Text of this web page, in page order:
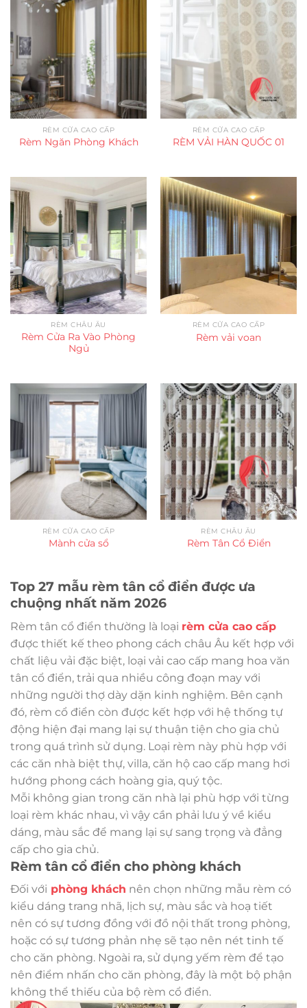
Top 27 mẫu rèm tân cổ điển được ưa
chuộng nhất năm 2026
Rèm tân cổ điển thường là loại rèm cửa cao cấp
được thiết kế theo phong cách châu Âu kết hợp với
chất liệu vải đặc biệt, loại vải cao cấp mang hoa văn
tân cổ điển, trải qua nhiều công đoạn may với
những người thợ dày dặn kinh nghiệm. Bên cạnh
đó, rèm cổ điển còn được kết hợp với hệ thống tự
động hiện đại mang lại sự thuận tiện cho gia chủ
trong quá trình sử dụng. Loại rèm này phù hợp với
các căn nhà biệt thự, villa, căn hộ cao cấp mang hơi
hướng phong cách hoàng gia, quý tộc.
Mỗi không gian trong căn nhà lại phù hợp với từng
loại rèm khác nhau, vì vậy cần phải lưu ý về kiểu
dáng, màu sắc để mang lại sự sang trọng và đẳng
cấp cho gia chủ.
Rèm tân cổ điển cho phòng khách
Đối với phòng khách nên chọn những mẫu rèm có
kiểu dáng trang nhã, lịch sự, màu sắc và hoạ tiết
nên có sự tương đồng với đồ nội thất trong phòng,
hoặc có sự tương phản nhẹ sẽ tạo nên nét tinh tế
cho căn phòng. Ngoài ra, sử dụng yếm rèm để tạo
nên điểm nhấn cho căn phòng, đây là một bộ phận
không thể thiếu của bộ rèm cổ điển.
RÈM CỬA CAO CẤP
Rèm Ngăn Phòng Khách
RÈM CỬA CAO CẤP
RÈM VẢI HÀN QUỐC 01
RÈM CHÂU ÂU
Rèm Cửa Ra Vào Phòng
Ngủ
RÈM CỬA CAO CẤP
Rèm vải voan
RÈM CỬA CAO CẤP
Mành cửa sổ
RÈM CHÂU ÂU
Rèm Tân Cổ Điển